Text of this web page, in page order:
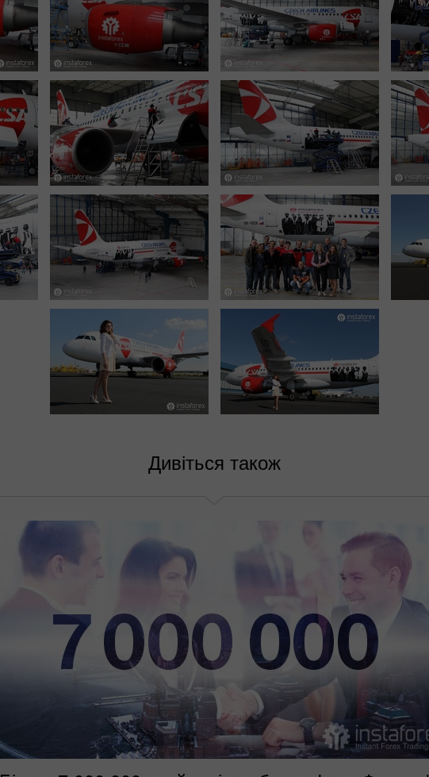
Дивіться також
Відкрити
деморахунок
Відкрити
реальний
рахунок
Відкрити